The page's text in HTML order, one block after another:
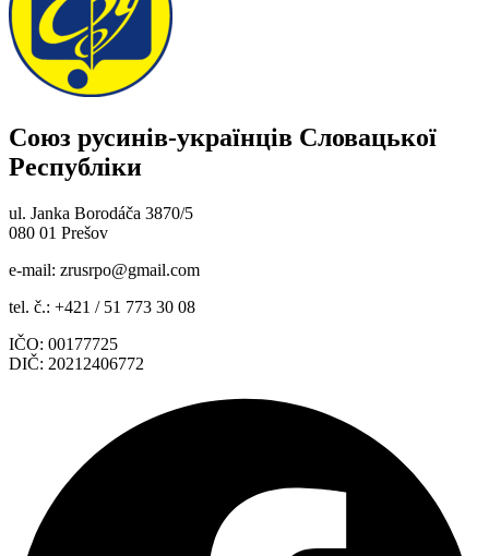
Союз русинів-українців Словацької
Республіки
ul. Janka Borodáča 3870/5
080 01 Prešov
e-mail: zrusrpo@gmail.com
tel. č.: +421 / 51 773 30 08
IČO: 00177725
DIČ: 20212406772